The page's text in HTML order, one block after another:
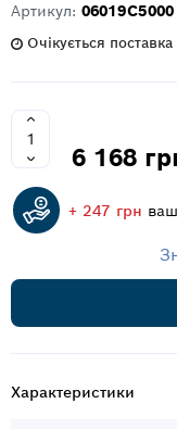
Артикул: 06019C5000
Очікується поставка
6 168
+ 247 грн
Характеристики